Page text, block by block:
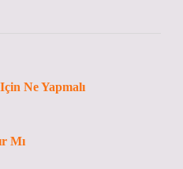
Ne Yapmalı
Mı